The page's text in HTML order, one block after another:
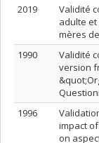
2019
Validité
adulte et
mères
1990
Validité
version
1996
impact
on